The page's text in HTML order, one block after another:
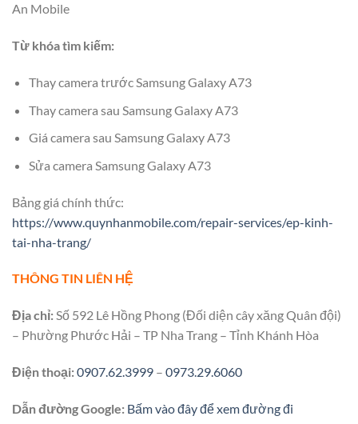
An Mobile
Từ khóa tìm kiếm:
Thay camera trước Samsung Galaxy A73
Thay camera sau Samsung Galaxy A73
Giá camera sau Samsung Galaxy A73
Sửa camera Samsung Galaxy A73
Bảng giá chính thức:
https://www.quynhanmobile.com/repair-services/ep-kinh-
tai-nha-trang/
THÔNG TIN LIÊN HỆ
Địa chỉ:Số 592 Lê Hồng Phong (Đối diện cây xăng Quân đội)
– Phường Phước Hải – TP Nha Trang – Tỉnh Khánh Hòa
Điện thoại:0907.62.3999 – 0973.29.6060
Dẫn đường Google: Bấm vào đây để xem đường đi